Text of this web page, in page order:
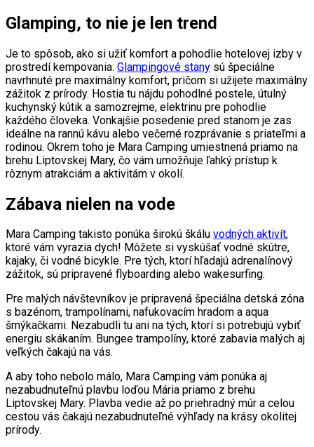
Glamping, to nie je len trend
Je to spôsob, ako si užiť komfort a pohodlie hotelovej izby v
prostredí kempovania. Glampingové stany sú špeciálne
navrhnuté pre maximálny komfort, pričom si užijete maximálny
zážitok z prírody. Hostia tu nájdu pohodlné postele, útulný
kuchynský kútik a samozrejme, elektrinu pre pohodlie
každého človeka. Vonkajšie posedenie pred stanom je zas
ideálne na rannú kávu alebo večerné rozprávanie s priateľmi a
rodinou. Okrem toho je Mara Camping umiestnená priamo na
brehu Liptovskej Mary, čo vám umožňuje ľahký prístup k
rôznym atrakciám a aktivitám v okolí.
Zábava nielen na vode
Mara Camping takisto ponúka širokú škálu vodných aktivít,
ktoré vám vyrazia dych! Môžete si vyskúšať vodné skútre,
kajaky, či vodné bicykle. Pre tých, ktorí hľadajú adrenalínový
zážitok, sú pripravené flyboarding alebo wakesurfing.
Pre malých návštevníkov je pripravená špeciálna detská zóna
s bazénom, trampolínami, nafukovacím hradom a aqua
šmýkačkami. Nezabudli tu ani na tých, ktorí si potrebujú vybiť
energiu skákaním. Bungee trampolíny, ktoré zabavia malých aj
veľkých čakajú na vás.
A aby toho nebolo málo, Mara Camping vám ponúka aj
nezabudnuteľnú plavbu loďou Mária priamo z brehu
Liptovskej Mary. Plavba vedie až po priehradný múr a celou
cestou vás čakajú nezabudnuteľné výhľady na krásy okolitej
prírody.